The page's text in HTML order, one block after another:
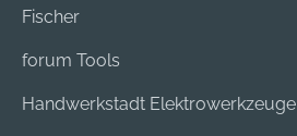
Fischer
forum Tools
Handwerkstadt Elektrowerkzeuge